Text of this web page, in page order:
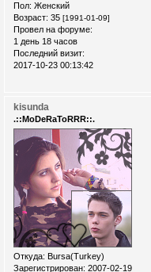
Пол: Женский
Возраст: 35 [1991-01-09]
Провел на форуме:
1 день 18 часов
Последний визит:
2017-10-23 00:13:42
kisunda
.::MoDeRaToRRR::.
Откуда: Bursa(Turkey)
Зарегистрирован: 2007-02-19